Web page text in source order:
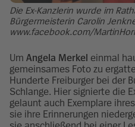
Die Ex-Kanzlerin wurde im
Bürgermeisterin Carolin
www.facebook.com/
Um Angela Merkel einmal
gemeinsames Foto zu
Hunderte Freiburger bei der
Schlange. Hier signierte die
gelaunt auch Exemplare
sie ihre Erinnerungen